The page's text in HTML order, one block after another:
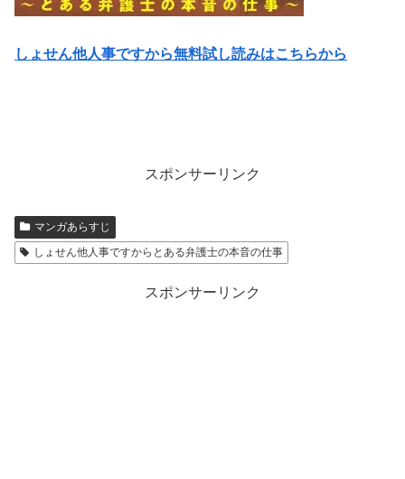
しょせん他人事ですから無料試し読みはこちらから
スポンサーリンク
マンガあらすじ
しょせん他人事ですからとある弁護士の本音の仕事
スポンサーリンク